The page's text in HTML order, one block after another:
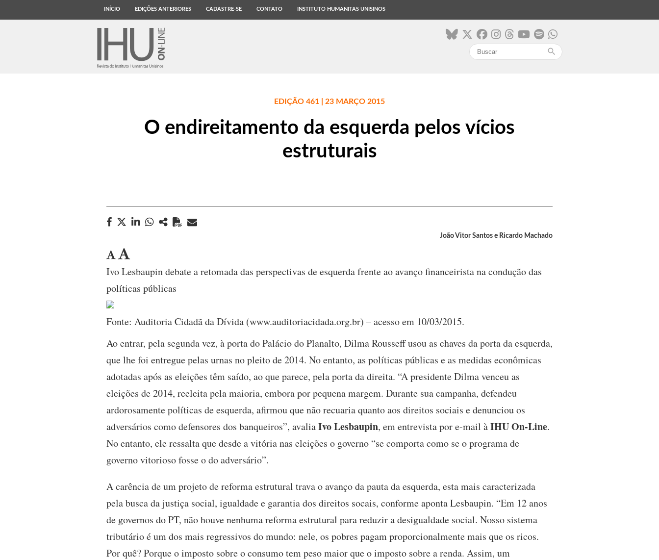
INÍCIO EDIÇÕES ANTERIORES CADASTRE-SE CONTATO INSTITUTO HUMANITAS UNISINOS
search
EDIÇÃO 461 | 23 MARÇO 2015
O endireitamento da esquerda pelos vícios
estruturais
João Vitor Santos e Ricardo Machado
Ivo Lesbaupin debate a retomada das perspectivas de esquerda frente ao avanço financeirista na condução das
políticas públicas
Fonte: Auditoria Cidadã da Dívida (www.auditoriacidada.org.br) – acesso em 10/03/2015.
Ao entrar, pela segunda vez, à porta do Palácio do Planalto, Dilma Rousseff usou as chaves da porta da esquerda,
que lhe foi entregue pelas urnas no pleito de 2014. No entanto, as políticas públicas e as medidas econômicas
adotadas após as eleições têm saído, ao que parece, pela porta da direita. “A presidente Dilma venceu as
eleições de 2014, reeleita pela maioria, embora por pequena margem. Durante sua campanha, defendeu
ardorosamente políticas de esquerda, afirmou que não recuaria quanto aos direitos sociais e denunciou os
adversários como defensores dos banqueiros”, avaliaIvo Lesbaupin, em entrevista por e-mail àIHU On-Line.
No entanto, ele ressalta que desde a vitória nas eleições o governo “se comporta como se o programa de
governo vitorioso fosse o do adversário”.
A carência de um projeto de reforma estrutural trava o avanço da pauta da esquerda, esta mais caracterizada
pela busca da justiça social, igualdade e garantia dos direitos socais, conforme aponta Lesbaupin. “Em 12 anos
de governos do PT, não houve nenhuma reforma estrutural para reduzir a desigualdade social. Nosso sistema
tributário é um dos mais regressivos do mundo: nele, os pobres pagam proporcionalmente mais que os ricos.
Por quê? Porque o imposto sobre o consumo tem peso maior que o imposto sobre a renda. Assim, um